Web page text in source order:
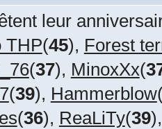
leur
THP(45), Forest
(37), MinoxXx(
(39), Hammerblow
(36), ReaLiTy(39